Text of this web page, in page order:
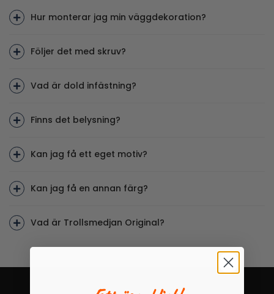
Hur monterar jag min väggdekoration?
Följer det med skruv?
Vad är dold infästning?
Finns det belysning?
Kan jag få ett eget motiv?
Kan jag få en annan färg?
Vad är Trollsmedjan Original?